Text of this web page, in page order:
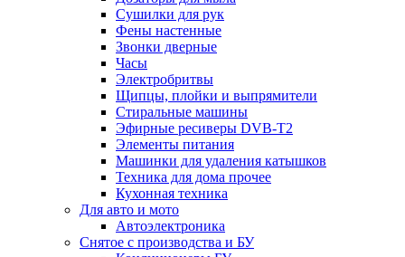
Сушилки для рук
Фены настенные
Звонки дверные
Часы
Электробритвы
Щипцы, плойки и выпрямители
Стиральные машины
Эфирные ресиверы DVB-T2
Элементы питания
Машинки для удаления катышков
Техника для дома прочее
Кухонная техника
Для авто и мото
Автоэлектроника
Снятое с производства и БУ